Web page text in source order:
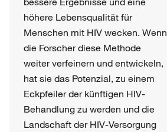
höhere Lebensqualität für
Menschen mit HIV wecken. Wenn
die Forscher diese Methode
weiter verfeinern und entwickeln,
hat sie das Potenzial, zu einem
Eckpfeiler der künftigen HIV-
Behandlung zu werden und die
Landschaft der HIV-Versorgung